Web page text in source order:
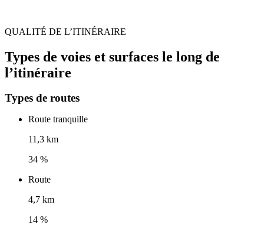
QUALITÉ DE L’ITINÉRAIRE
Types de voies et surfaces le long de
l’itinéraire
Types de routes
Route tranquille
11,3 km
34 %
Route
4,7 km
14 %